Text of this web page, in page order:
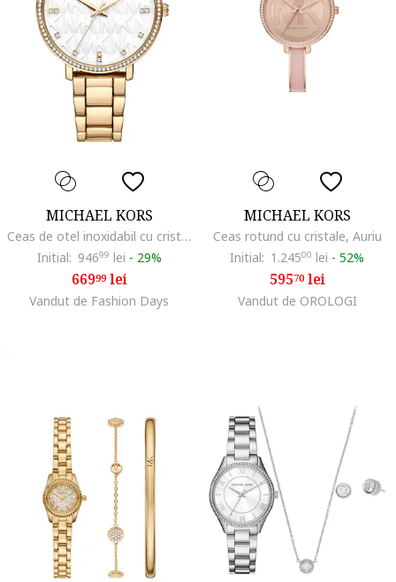
MICHAEL KORS
Ceas de otel inoxidabil cu cristale, Auriu
Initial: 94699 lei - 29%
66999lei
Vandut de Fashion Days
MICHAEL KORS
Ceas rotund cu cristale, Auriu
Initial: 1.24500 lei - 52%
59570lei
Vandut de OROLOGI